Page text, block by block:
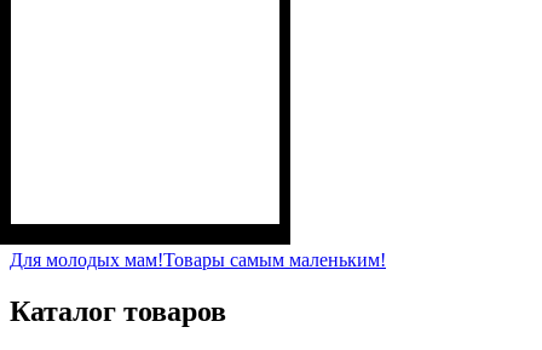
хлопок, 5% эластан)
Для молодых мам!Товары самым маленьким!
Каталог товаров